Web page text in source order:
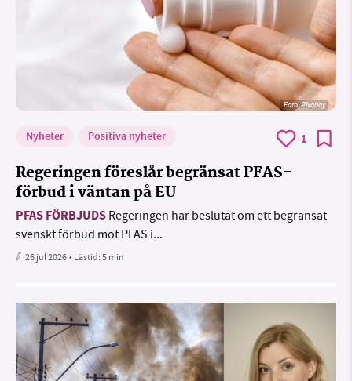
Foto:Pixabay
Nyheter Positiva nyheter 1
Regeringen föreslår begränsat PFAS-
förbud i väntan på EU
PFAS FÖRBJUDS Regeringen har beslutat om ett begränsat
svenskt förbud mot PFAS i...
26 jul 2026• Lästid:5 min